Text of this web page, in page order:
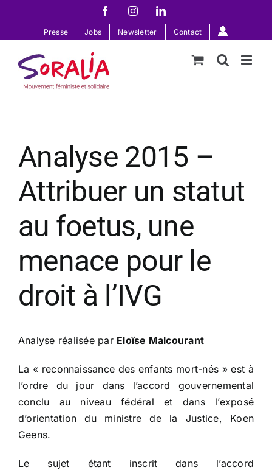
contenu
FacebookInstagramLinkedIn
Presse Jobs Newsletter Contact
Analyse 2015 –
Attribuer un statut
au foetus, une
menace pour le
droit à l’IVG
​Analyse réalisée par Eloïse Malcourant
La « reconnaissance des enfants mort-nés » est à
l’ordre du jour dans l’accord gouvernemental
conclu au niveau fédéral et dans l’exposé
d’orientation du ministre de la Justice, Koen
Geens.
Le sujet étant inscrit dans l’accord